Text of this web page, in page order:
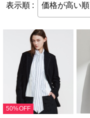
表示順 : 価格が高い順
50%OFF